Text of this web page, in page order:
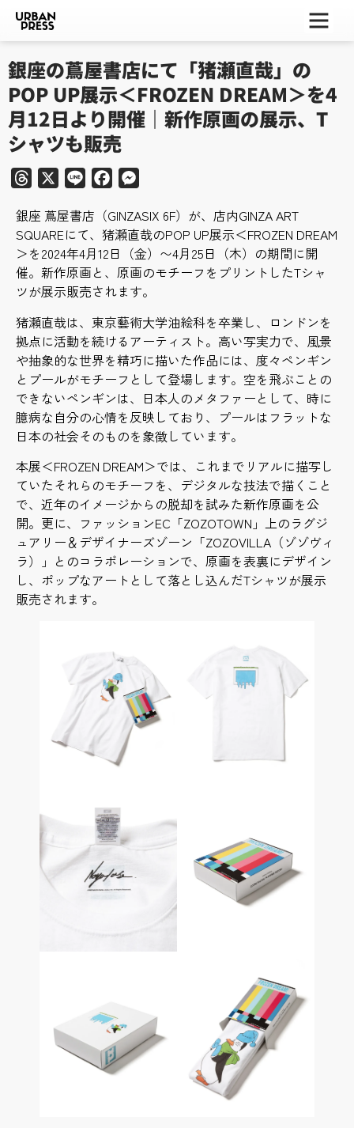
ー
ー
ー
銀座の蔦屋書店にて「猪瀬直哉」の
POP UP展示＜FROZEN DREAM＞を4
月12日より開催｜新作原画の展示、T
シャツも販売
Threads Line Facebook
銀座 蔦屋書店（GINZASIX 6F）が、店内GINZA ART
SQUAREにて、猪瀬直哉のPOP UP展示＜FROZEN DREAM
＞を2024年4月12日（金）〜4月25日（木）の期間に開
催。新作原画と、原画のモチーフをプリントしたTシャ
ツが展示販売されます。
猪瀬直哉は、東京藝術⼤学油絵科を卒業し、ロンドンを
拠点に活動を続けるアーティスト。高い写実力で、風景
や抽象的な世界を精巧に描いた作品には、度々ペンギン
とプールがモチーフとして登場します。空を飛ぶことの
できないペンギンは、日本人のメタファーとして、時に
臆病な自分の心情を反映しており、プールはフラットな
日本の社会そのものを象徴しています。
本展＜FROZEN DREAM＞では、これまでリアルに描写し
ていたそれらのモチーフを、デジタルな技法で描くこと
で、近年のイメージからの脱却を試みた新作原画を公
開。更に、ファッションEC「ZOZOTOWN」上のラグジ
ュアリー＆デザイナーズゾーン「ZOZOVILLA（ゾゾヴィ
ラ）」とのコラボレーションで、原画を表裏にデザイン
し、ポップなアートとして落とし込んだTシャツが展示
販売されます。